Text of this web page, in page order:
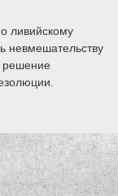
ливийскому
невмешательству
решение